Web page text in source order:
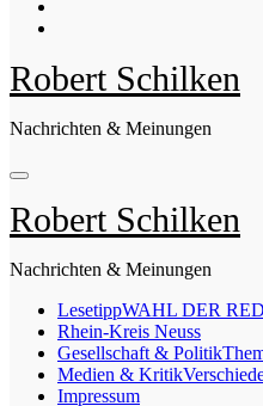
Robert Schilken
Nachrichten & Meinungen
Robert Schilken
Nachrichten & Meinungen
LesetippWAHL DER
Rhein-Kreis Neuss
Gesellschaft & Politik
Medien & Kritik
Impressum